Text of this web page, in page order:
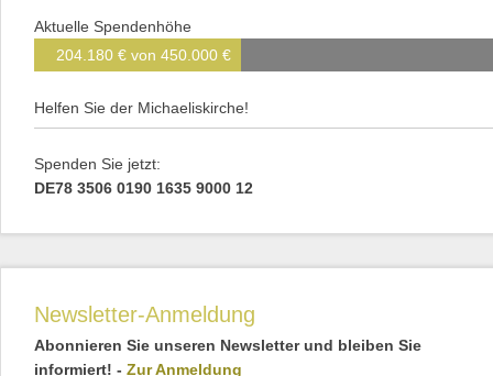
Aktuelle Spendenhöhe
204.180 € von 450.000 €
Helfen Sie der Michaeliskirche!
Spenden Sie jetzt:
DE78 3506 0190 1635 9000 12
Newsletter-Anmeldung
Abonnieren Sie unseren Newsletter und bleiben Sie
informiert! - Zur Anmeldung